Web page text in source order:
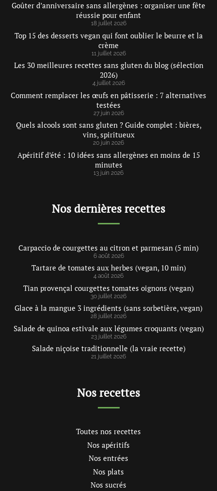
Goûter d’anniversaire sans allergènes : organiser une fête
réussie pour enfant
18 juillet 2026
Top 15 des desserts vegan qui font oublier le beurre et la
crème
11 juillet 2026
Les 30 meilleures recettes sans gluten du blog (sélection
2026)
4 juillet 2026
Comment remplacer les œufs en pâtisserie : 7 alternatives
testées
27 juin 2026
Quels alcools sont sans gluten ? Guide complet : bières,
vins, spiritueux
20 juin 2026
Apéritif d’été : 10 idées sans allergènes en moins de 15
minutes
13 juin 2026
Nos dernières recettes
Carpaccio de courgettes au citron et parmesan (5 min)
6 août 2026
Tartare de tomates aux herbes (vegan, 10 min)
4 août 2026
Tian provençal courgettes tomates oignons (vegan)
30 juillet 2026
Glace à la mangue 3 ingrédients (sans sorbetière, vegan)
28 juillet 2026
Salade de quinoa estivale aux légumes croquants (vegan)
23 juillet 2026
Salade niçoise traditionnelle (la vraie recette)
21 juillet 2026
Nos recettes
Toutes nos recettes
Nos apéritifs
Nos entrées
Nos plats
Nos sucrés